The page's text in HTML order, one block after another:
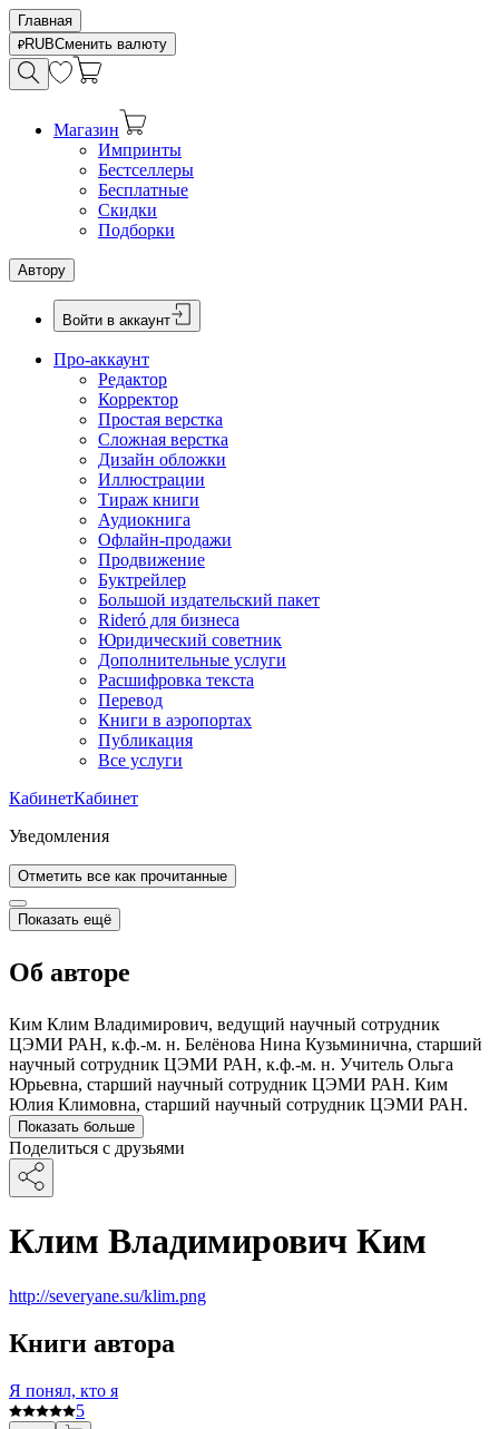
Главная
RUBСменить валюту
Магазин
Импринты
Бестселлеры
Бесплатные
Скидки
Подборки
Автору
Войти в аккаунт
Про-аккаунт
Редактор
Корректор
Простая верстка
Сложная верстка
Дизайн обложки
Иллюстрации
Тираж книги
Аудиокнига
Офлайн-продажи
Продвижение
Буктрейлер
Большой издательский пакет
Rideró для бизнеса
Юридический советник
Дополнительные услуги
Расшифровка текста
Перевод
Книги в аэропортах
Публикация
Все услуги
КабинетКабинет
Уведомления
Отметить все как прочитанные
Показать ещё
Об авторе
Ким Клим Владимирович, ведущий научный сотрудник
ЦЭМИ РАН, к.ф.-м. н. Белёнова Нина Кузьминична, старший
научный сотрудник ЦЭМИ РАН, к.ф.-м. н. Учитель Ольга
Юрьевна, старший научный сотрудник ЦЭМИ РАН. Ким
Юлия Климовна, старший научный сотрудник ЦЭМИ РАН.
Показать больше
Поделиться с друзьями
Клим Владимирович Ким
http://severyane.su/klim.png
Книги автора
Я понял, кто я
5